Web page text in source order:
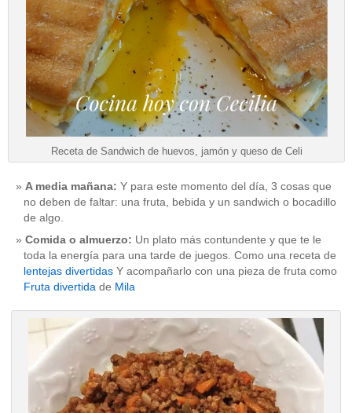
Receta de Sandwich de huevos, jamón y queso de Celi
A media mañana: Y para este momento del día, 3 cosas que
no deben de faltar: una fruta, bebida y un sandwich o bocadillo
de algo.
Comida o almuerzo: Un plato más contundente y que te le
toda la energía para una tarde de juegos. Como una receta de
lentejas divertidas Y acompañarlo con una pieza de fruta como
Fruta divertida de Mila